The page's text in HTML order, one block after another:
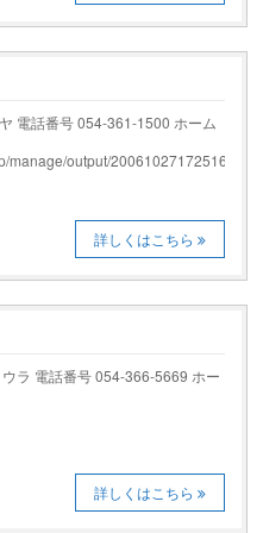
電話番号 054-361-1500 ホーム
manage/output/20061027172516.html
詳しくはこちら
ラ 電話番号 054-366-5669 ホー
詳しくはこちら